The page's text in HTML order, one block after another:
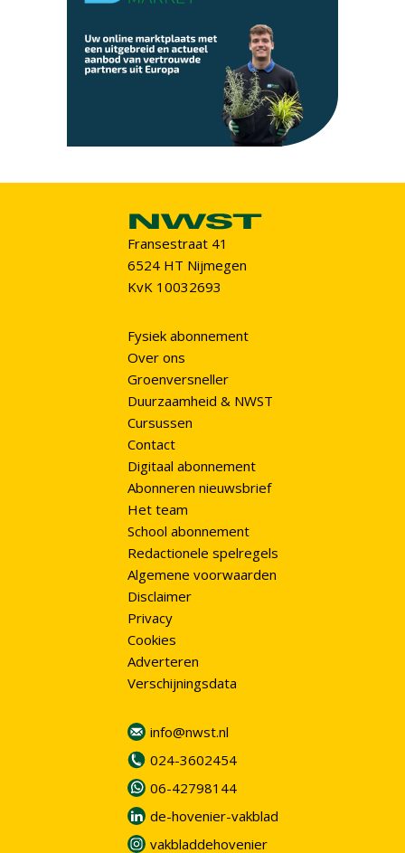
Fransestraat 41
6524 HT Nijmegen
KvK 10032693
Fysiek abonnement
Over ons
Groenversneller
Duurzaamheid & NWST
Cursussen
Contact
Digitaal abonnement
Abonneren nieuwsbrief
Het team
School abonnement
Redactionele spelregels
Algemene voorwaarden
Disclaimer
Privacy
Cookies
Adverteren
Verschijningsdata
info@nwst.nl
024-3602454
06-42798144
de-hovenier-vakblad
vakbladdehovenier